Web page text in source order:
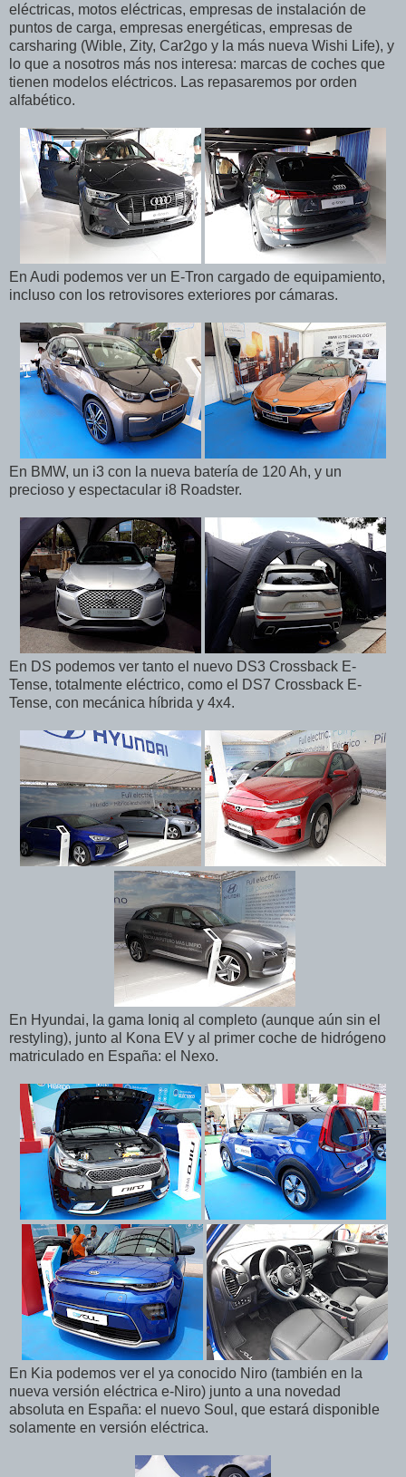
eléctricas, motos eléctricas, empresas de instalación de
puntos de carga, empresas energéticas, empresas de
carsharing (Wible, Zity, Car2go y la más nueva Wishi Life), y
lo que a nosotros más nos interesa: marcas de coches que
tienen modelos eléctricos. Las repasaremos por orden
alfabético.
En Audi podemos ver un E-Tron cargado de equipamiento,
incluso con los retrovisores exteriores por cámaras.
En BMW, un i3 con la nueva batería de 120 Ah, y un
precioso y espectacular i8 Roadster.
En DS podemos ver tanto el nuevo DS3 Crossback E-
Tense, totalmente eléctrico, como el DS7 Crossback E-
Tense, con mecánica híbrida y 4x4.
En Hyundai, la gama Ioniq al completo (aunque aún sin el
restyling), junto al Kona EV y al primer coche de hidrógeno
matriculado en España: el Nexo.
En Kia podemos ver el ya conocido Niro (también en la
nueva versión eléctrica e-Niro) junto a una novedad
absoluta en España: el nuevo Soul, que estará disponible
solamente en versión eléctrica.